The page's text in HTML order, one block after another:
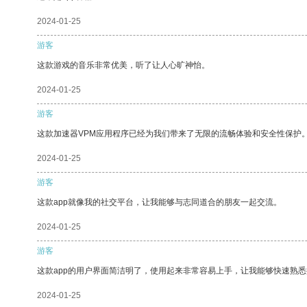
2024-01-25
游客
这款游戏的音乐非常优美，听了让人心旷神怡。
2024-01-25
游客
这款加速器VPM应用程序已经为我们带来了无限的流畅体验和安全性保护。
2024-01-25
游客
这款app就像我的社交平台，让我能够与志同道合的朋友一起交流。
2024-01-25
游客
这款app的用户界面简洁明了，使用起来非常容易上手，让我能够快速熟悉
2024-01-25